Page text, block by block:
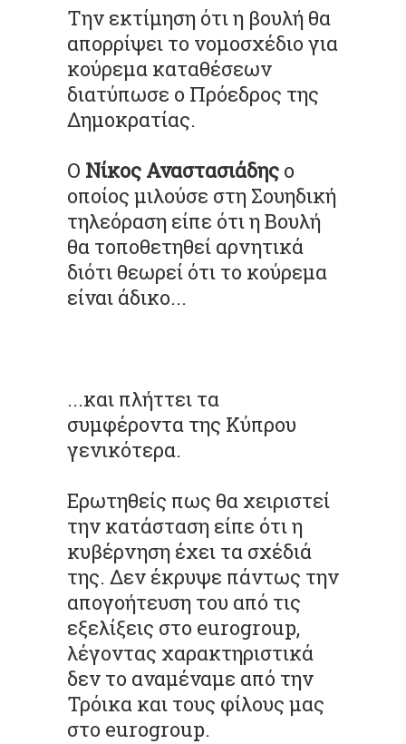
Την εκτίμηση ότι η βουλή θα
απορρίψει το νομοσχέδιο για
κούρεμα καταθέσεων
διατύπωσε ο Πρόεδρος της
Δημοκρατίας.
Ο Νίκος Αναστασιάδης ο
οποίος μιλούσε στη Σουηδική
τηλεόραση είπε ότι η Βουλή
θα τοποθετηθεί αρνητικά
διότι θεωρεί ότι το κούρεμα
είναι άδικο...
...και πλήττει τα
συμφέροντα της Κύπρου
γενικότερα.
Ερωτηθείς πως θα χειριστεί
την κατάσταση είπε ότι η
κυβέρνηση έχει τα σχέδιά
της. Δεν έκρυψε πάντως την
απογοήτευση του από τις
εξελίξεις στο eurogroup,
λέγοντας χαρακτηριστικά
δεν το αναμέναμε από την
Τρόικα και τους φίλους μας
στο eurogroup.